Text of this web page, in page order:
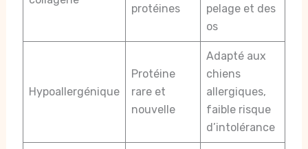
protéines
pelage et des
os
Hypoallergénique
Protéine
rare et
nouvelle
Adapté aux
chiens
allergiques,
faible risque
d’intolérance